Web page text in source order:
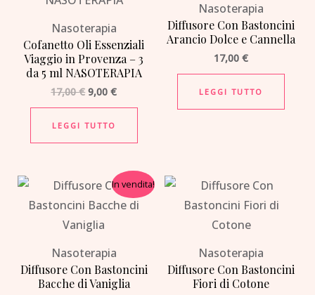
Nasoterapia
Cofanetto Oli Essenziali
Viaggio in Provenza – 3
da 5 ml NASOTERAPIA
17,00€ 9,00€
LEGGI TUTTO
Nasoterapia
Diffusore Con Bastoncini
Arancio Dolce e Cannella
17,00€
LEGGI TUTTO
In vendita!
Nasoterapia
Diffusore Con Bastoncini
Bacche di Vaniglia
Il
prezzo
originale
era:
17,00 €.
Il
prezzo
attuale
Nasoterapia
Diffusore Con Bastoncini
Fiori di Cotone